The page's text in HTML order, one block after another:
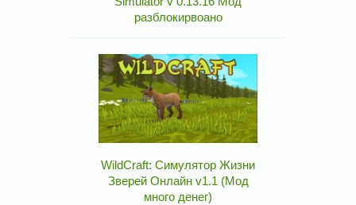
разблокирвоано
WildCraft: Симулятор Жизни
Зверей Онлайн v1.1 (Мод
много денег)